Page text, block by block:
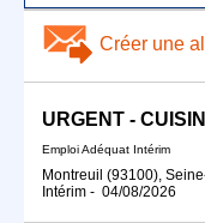
Créer une
URGENT -
Emploi Adéquat Intérim
Montreuil (93100),
Intérim - 04/08/2026